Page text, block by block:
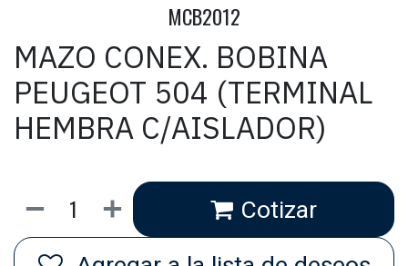
MCB2012
MAZO CONEX. BOBINA
PEUGEOT 504 (TERMINAL
HEMBRA C/AISLADOR)
Cotizar